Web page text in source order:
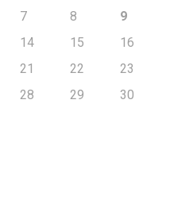
7 8
9
14 15
16
21 22
23
28 29
30